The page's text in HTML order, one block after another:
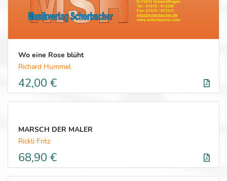
Wo eine Rose blüht
Richard Hummel
42,00 €
MARSCH DER MALER
Rickli Fritz
68,90 €